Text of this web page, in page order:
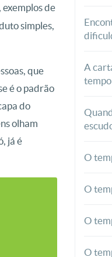
de
simples,
que
é o padrão
do
olham
já é
A
O
O
O
O